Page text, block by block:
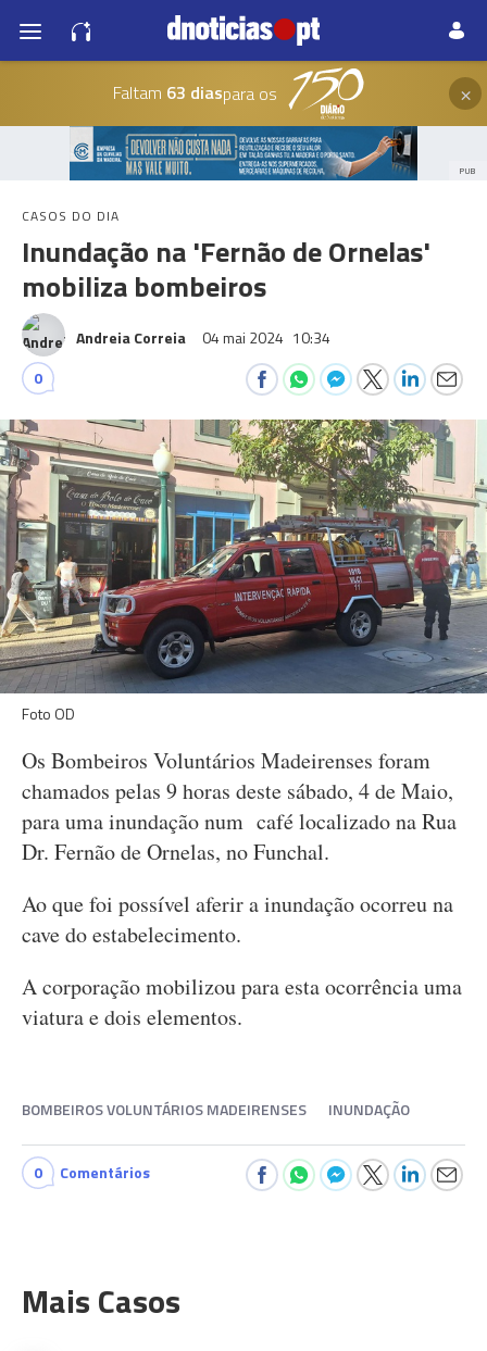
Faltam 63 diaspara os ×
PUB
CASOS DO DIA
Inundação na 'Fernão de Ornelas'
mobiliza bombeiros
Andreia Correia 04 mai 2024 10:34
0
Foto OD
Os Bombeiros Voluntários Madeirenses foram
chamados pelas 9 horas deste sábado, 4 de Maio,
para uma inundação num café localizado na Rua
Dr. Fernão de Ornelas, no Funchal.
Ao que foi possível aferir a inundação ocorreu na
cave do estabelecimento.
A corporação mobilizou para esta ocorrência uma
viatura e dois elementos.
BOMBEIROS VOLUNTÁRIOS MADEIRENSES INUNDAÇÃO
0 Comentários
Mais Casos